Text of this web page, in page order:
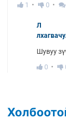
1
0
Л
Шувуу
0